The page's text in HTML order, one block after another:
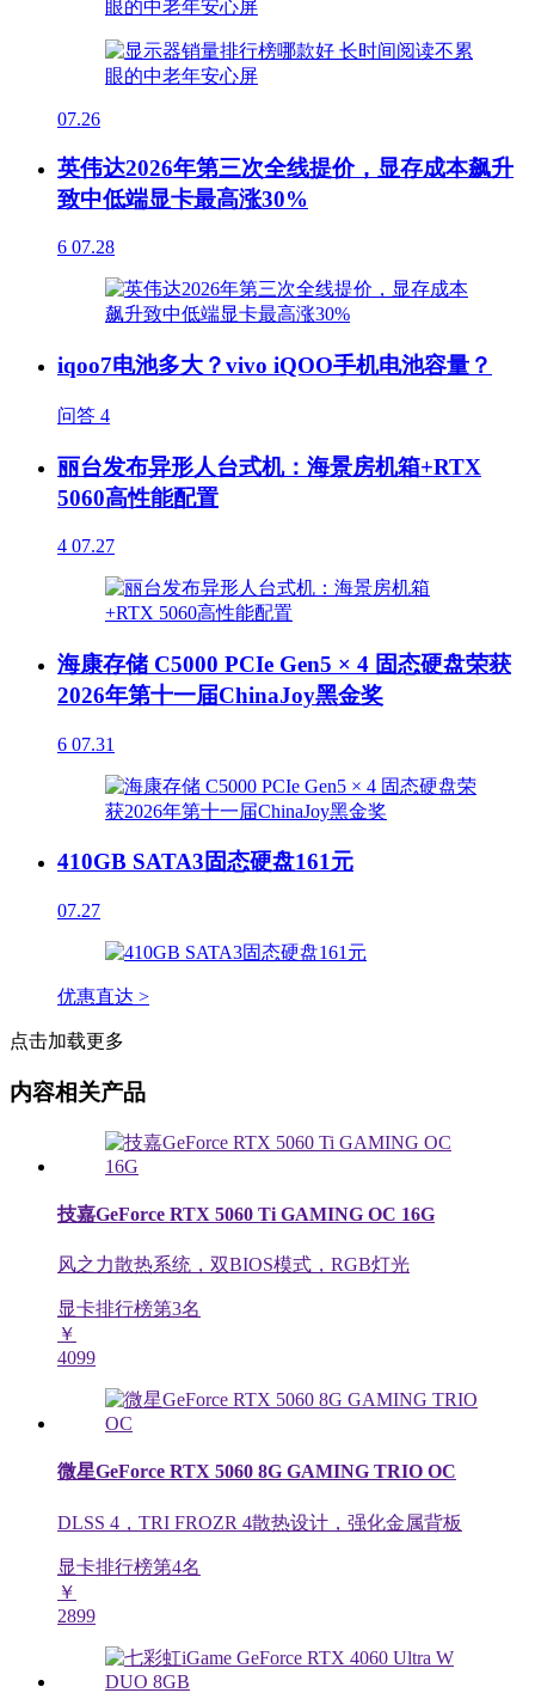
07.26
英伟达2026年第三次全线提价，显存成本飙升
致中低端显卡最高涨30%
6 07.28
iqoo7电池多大？vivo iQOO手机电池容量？
问答 4
丽台发布异形人台式机：海景房机箱+RTX
5060高性能配置
4 07.27
海康存储 C5000 PCIe Gen5 × 4 固态硬盘荣获
2026年第十一届ChinaJoy黑金奖
6 07.31
410GB SATA3固态硬盘161元
07.27
优惠直达 >
点击加载更多
内容相关产品
技嘉GeForce RTX 5060 Ti GAMING OC 16G
风之力散热系统，双BIOS模式，RGB灯光
显卡排行榜第3名
￥
4099
微星GeForce RTX 5060 8G GAMING TRIO OC
DLSS 4，TRI FROZR 4散热设计，强化金属背板
显卡排行榜第4名
￥
2899